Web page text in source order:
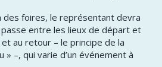
des foires, le représentant devra
entre les lieux de départ et
au retour – le principe de la
» –, qui varie d’un événement à